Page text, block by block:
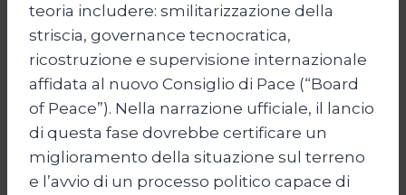
teoria includere: smilitarizzazione della
striscia, governance tecnocratica,
ricostruzione e supervisione internazionale
affidata al nuovo Consiglio di Pace (“Board
of Peace”). Nella narrazione ufficiale, il lancio
di questa fase dovrebbe certificare un
miglioramento della situazione sul terreno
e l’avvio di un processo politico capace di